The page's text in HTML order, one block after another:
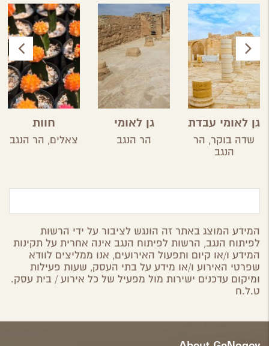
גן לאומי עבדת
שדה בוקר, הר
הנגב
גן לאומי
ממשית
הר הנגב
חוות
הקקטוסים
צאלים, הר הנגב
המידע המוצג באתר זה הונגש לציבור על ידי הרשות
לפיתוח הנגב, הרשות לפיתוח הנגב אינה אחרית על תקינות
המידע ו/או קיום ותפעול האירועים, אנו ממליצים לוודא
שפרטי האירוע ו/או מידע על בתי העסק, שעות פעילות
ומיקום עדכנים ישירות מול מפעיל של כל אירוע / בית עסק.
ט.ל.ח